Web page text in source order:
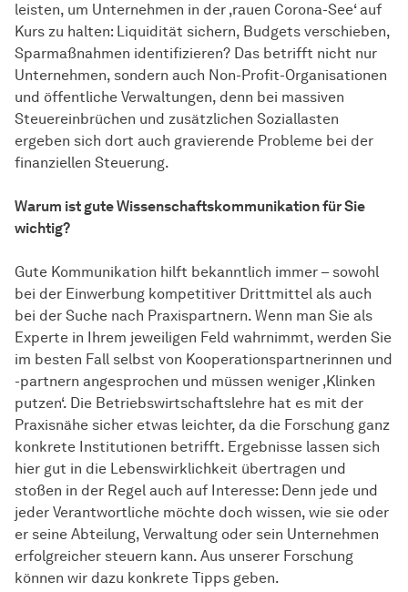
leisten, um Unternehmen in der ‚rauen Corona-See‘ auf
Kurs zu halten: Liquidität sichern, Budgets verschieben,
Sparmaßnahmen identifizieren? Das betrifft nicht nur
Unternehmen, sondern auch Non-Profit-Organisationen
und öffentliche Verwaltungen, denn bei massiven
Steuereinbrüchen und zusätzlichen Soziallasten
ergeben sich dort auch gravierende Probleme bei der
finanziellen Steuerung.
Warum ist guteWissen­schafts­kommunikationfür Sie
wichtig?
Gute Kommunikation hilft bekanntlich immer – sowohl
bei der Einwerbung kompetitiver Drittmittel als auch
bei der Suche nach Praxispartnern. Wenn man Sie als
Experte in Ihrem jeweiligen Feld wahrnimmt, werden Sie
im besten Fall selbst von Kooperationspartnerinnen und
-partnern angesprochen und müssen weniger ‚Klinken
putzen‘. Die Betriebswirtschaftslehre hat es mit der
Praxisnähe sicher etwas leichter, da die Forschung ganz
konkrete Institutionen betrifft. Ergebnisse lassen sich
hier gut in die Lebenswirklichkeit übertragen und
stoßen in der Regel auch auf Interesse: Denn jede und
jeder Verantwortliche möchte doch wissen, wie sie oder
er seine Abteilung, Verwaltung oder sein Unternehmen
erfolgreicher steuern kann. Aus unserer Forschung
können wir dazu konkrete Tipps geben.